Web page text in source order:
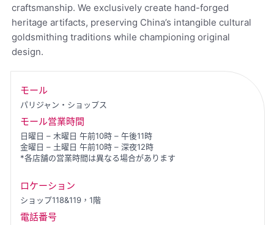
craftsmanship. We exclusively create hand-forged
heritage artifacts, preserving China’s intangible cultural
goldsmithing traditions while championing original
design.
モール
パリジャン・ショップス
モール営業時間
日曜日 – 木曜日 午前10時 – 午後11時
金曜日 – 土曜日 午前10時 – 深夜12時
*各店舗の営業時間は異なる場合があります
ロケーション
ショップ118&119，1階
電話番号